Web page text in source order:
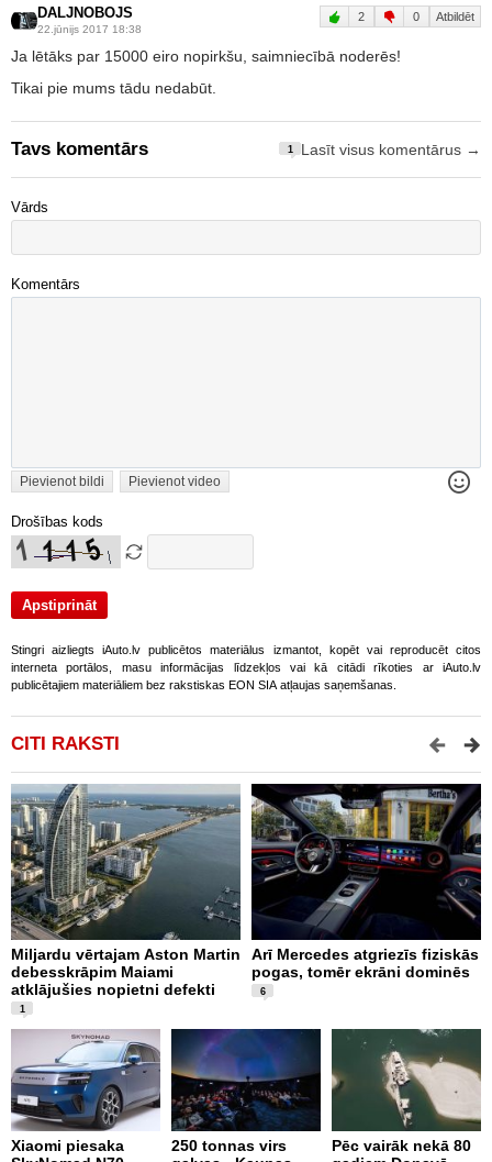
DALJNOBOJS
22.jūnijs 2017 18:38
2 0 Atbildēt
Ja lētāks par 15000 eiro nopirkšu, saimniecībā noderēs!
Tikai pie mums tādu nedabūt.
Tavs komentārs 1 Lasīt visus komentārus →
Vārds
Komentārs
Pievienot bildi Pievienot video
Drošības kods
Stingri aizliegts iAuto.lv publicētos materiālus izmantot, kopēt vai reproducēt citos
interneta portālos, masu informācijas līdzekļos vai kā citādi rīkoties ar iAuto.lv
publicētajiem materiāliem bez rakstiskas EON SIA atļaujas saņemšanas.
CITI RAKSTI
Miljardu vērtajam Aston Martin
debesskrāpim Maiami
atklājušies nopietni defekti
1
Arī Mercedes atgriezīs fiziskās
pogas, tomēr ekrāni dominēs
6
Xiaomi piesaka
250 tonnas virs
Pēc vairāk nekā 80